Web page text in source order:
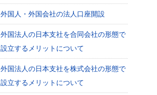
外国人・外国会社の法人口座開設
外国法人の日本支社を合同会社の形態で
設立するメリットについて
外国法人の日本支社を株式会社の形態で
設立するメリットについて